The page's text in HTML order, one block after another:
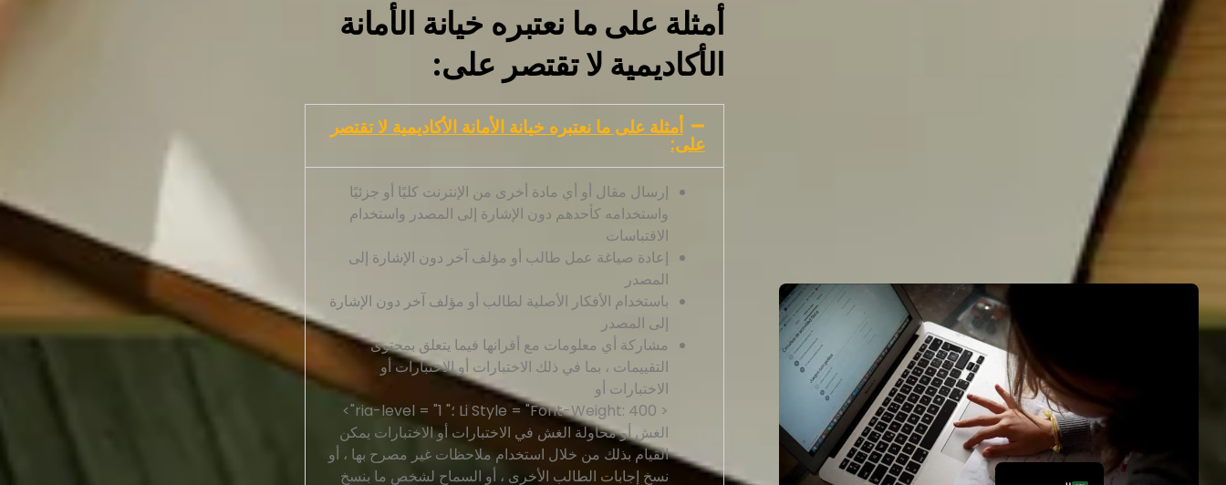
أمثلة على ما نعتبره خيانة الأمانة
الأكاديمية لا تقتصر على:
أمثلة على ما نعتبره خيانة الأمانة الأكاديمية لا تقتصر
على:
إرسال مقال أو أي مادة أخرى من الإنترنت كليًا أو جزئيًا
واستخدامه كأحدهم دون الإشارة إلى المصدر واستخدام
الاقتباسات
إعادة صياغة عمل طالب أو مؤلف آخر دون الإشارة إلى
المصدر
باستخدام الأفكار الأصلية لطالب أو مؤلف آخر دون الإشارة
إلى المصدر
مشاركة أي معلومات مع أقرانها فيما يتعلق بمحتوى
التقييمات ، بما في ذلك الاختبارات أو الاختبارات أو
الاختبارات أو
< Li Style = "Font-Weight: 400 ؛" ria-level = "1">
الغش أو محاولة الغش في الاختبارات أو الاختبارات يمكن
القيام بذلك من خلال استخدام ملاحظات غير مصرح بها ، أو
نسخ إجابات الطالب الأخرى ، أو السماح لشخص ما بنسخ
English
Español
Français
Русский
简体中文